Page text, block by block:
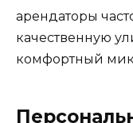
арендаторы
качественную
комфортный